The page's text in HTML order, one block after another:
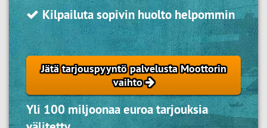
Kilpailuta sopivin huolto helpommin
Jätä tarjouspyyntö palvelusta Moottorin
vaihto
Yli 100 miljoonaa euroa tarjouksia